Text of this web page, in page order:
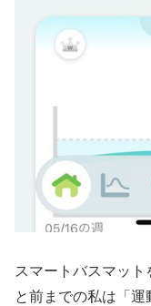
スマートバスマッ
と前までの私は「